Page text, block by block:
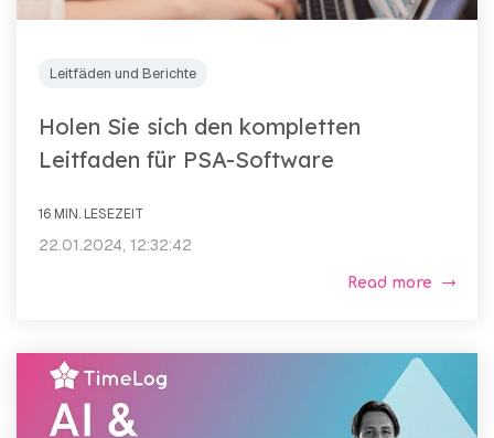
Leitfäden und Berichte
Holen Sie sich den kompletten
Leitfaden für PSA-Software
16 MIN. LESEZEIT
22.01.2024, 12:32:42
Read more